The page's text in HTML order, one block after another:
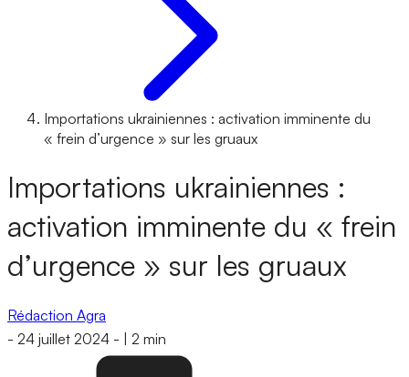
Importations ukrainiennes : activation imminente du
« frein d’urgence » sur les gruaux
Importations ukrainiennes :
activation imminente du « frein
d’urgence » sur les gruaux
Rédaction Agra
- 24 juillet 2024 - 2 min